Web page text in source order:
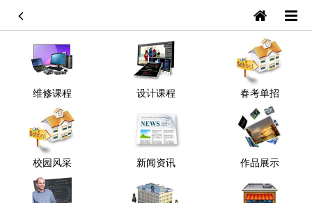
维修课程 设计课程 春考单招
校园风采 新闻资讯 作品展示